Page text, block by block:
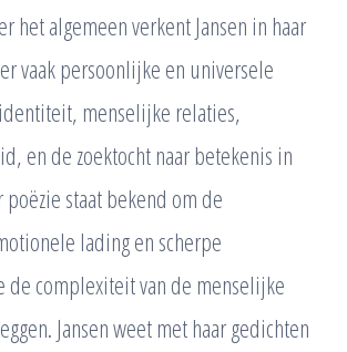
het algemeen verkent Jansen in haar
vaak persoonlijke en universele
identiteit, menselijke relaties,
en de zoektocht naar betekenis in
poëzie staat bekend om de
lading en scherpe
de complexiteit van de menselijke
Jansen weet met haar gedichten